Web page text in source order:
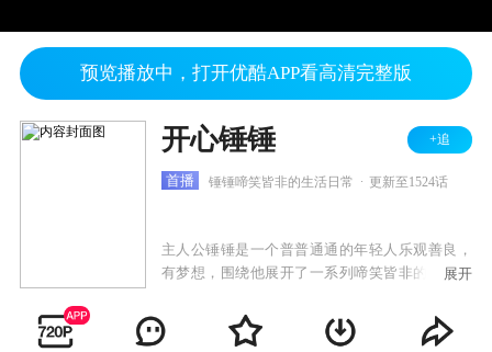
预览播放中，打开优酷APP看高清完整版
开心锤锤 +追
首播 锤锤啼笑皆非的生活日常 更新至1524话
主人公锤锤是一个普普通通的年轻人乐观善良，
有梦想，围绕他展开了一系列啼笑皆非的故事。
常生活中发生的小故事，引发观众共鸣，传递正
能量，深受粉丝的喜爱。
展开